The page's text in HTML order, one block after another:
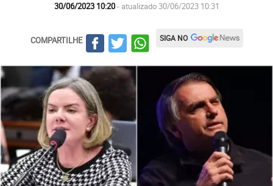
30/06/2023 10:20- atualizado 30/06/2023 10:31
COMPARTILHE SIGA NO